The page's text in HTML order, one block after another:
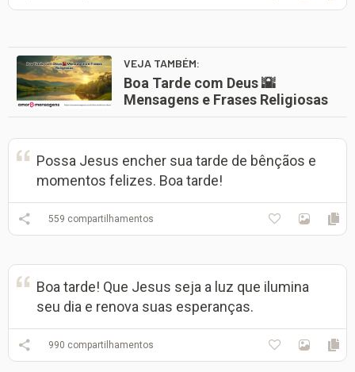
VEJA TAMBÉM:
Boa Tarde com Deus 🌇
Mensagens e Frases Religiosas
Possa Jesus encher sua tarde de bênçãos e
momentos felizes. Boa tarde!
559 compartilhamentos
Boa tarde! Que Jesus seja a luz que ilumina
seu dia e renova suas esperanças.
990 compartilhamentos